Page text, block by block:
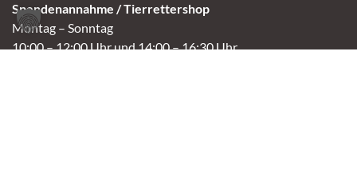
Spendenannahme / Tierrettershop
Montag – Sonntag
10:00 – 12:00 Uhr und 14:00 – 16:30 Uhr